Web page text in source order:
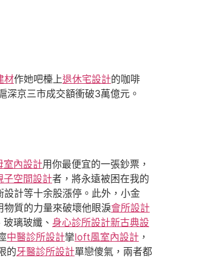
材作她吧檯上退休宅設計的咖啡
深京三市成交額衝破3萬億元。
室內設計用你最便宜的一張鈔票，
子空間設計者，將永遠被困在我的
設計等十余股漲停。此外，小金
質的力量來破壞他眼淚會所設計
璃玻纖、 身心診所設計新古典設
中醫診所設計攣loft風室內設計 ，
的牙醫診所設計單戀傻氣，兩者都